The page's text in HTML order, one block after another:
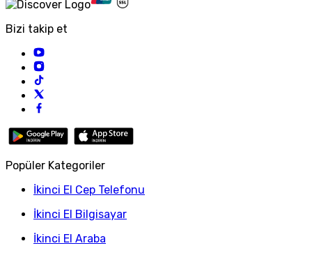
Bizi takip et
Popüler Kategoriler
İkinci El Cep Telefonu
İkinci El Bilgisayar
İkinci El Araba